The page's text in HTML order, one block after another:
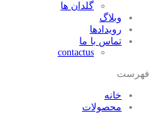
گلدان ها
وبلاگ
رویدادها
تماس با ما
contactus
فهرست
خانه
محصولات